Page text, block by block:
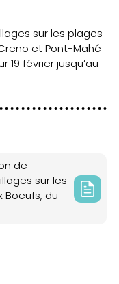
sur les plages
et Pont-Mahé
février jusqu’au
de
sur les
Boeufs, du